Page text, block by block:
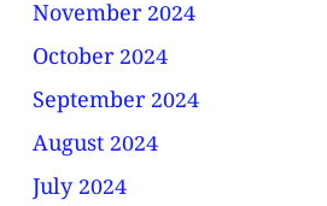
November 2024
October 2024
September 2024
August 2024
July 2024